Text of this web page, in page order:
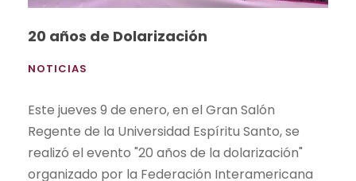
20 años de Dolarización
NOTICIAS
Este jueves 9 de enero, en el Gran Salón
Regente de la Universidad Espíritu Santo, se
realizó el evento "20 años de la dolarización"
organizado por la Federación Interamericana